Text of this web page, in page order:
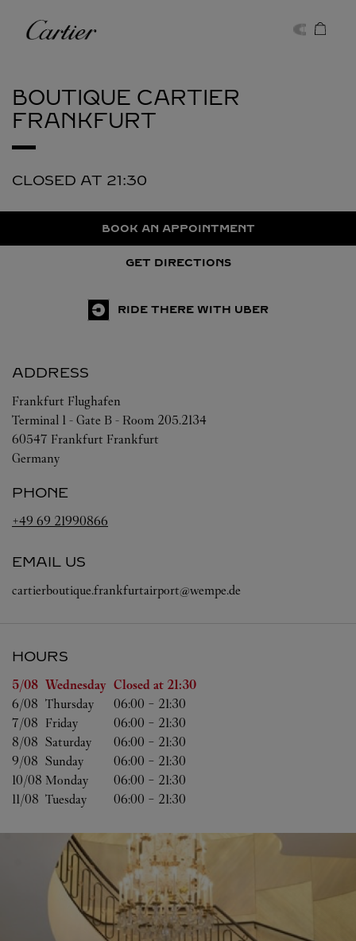
Cartier
BOUTIQUE CARTIER
FRANKFURT
CLOSED AT 21:30
BOOK AN APPOINTMENT
GET DIRECTIONS
RIDE THERE WITH UBER
ADDRESS
Frankfurt Flughafen
Terminal 1 - Gate B - Room 205.2134
60547 Frankfurt Frankfurt
Germany
PHONE
+49 69 21990866
EMAIL US
cartierboutique.frankfurtairport@wempe.de
HOURS
Day of the WeekHours
5/08 Wednesday Closed at 21:30
6/08 Thursday 06:00 - 21:30
7/08 Friday 06:00 - 21:30
8/08 Saturday 06:00 - 21:30
9/08 Sunday 06:00 - 21:30
10/08 Monday 06:00 - 21:30
11/08 Tuesday 06:00 - 21:30